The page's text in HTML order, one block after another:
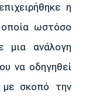
η
ωστόσο
μια ανάλογη
να οδηγηθεί
με σκοπό την